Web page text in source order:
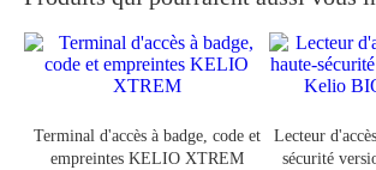
Terminal d'accès à badge, code et
empreintes KELIO XTREM
Lecteur
sécurité